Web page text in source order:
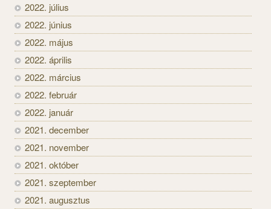
2022. július
2022. június
2022. május
2022. április
2022. március
2022. február
2022. január
2021. december
2021. november
2021. október
2021. szeptember
2021. augusztus